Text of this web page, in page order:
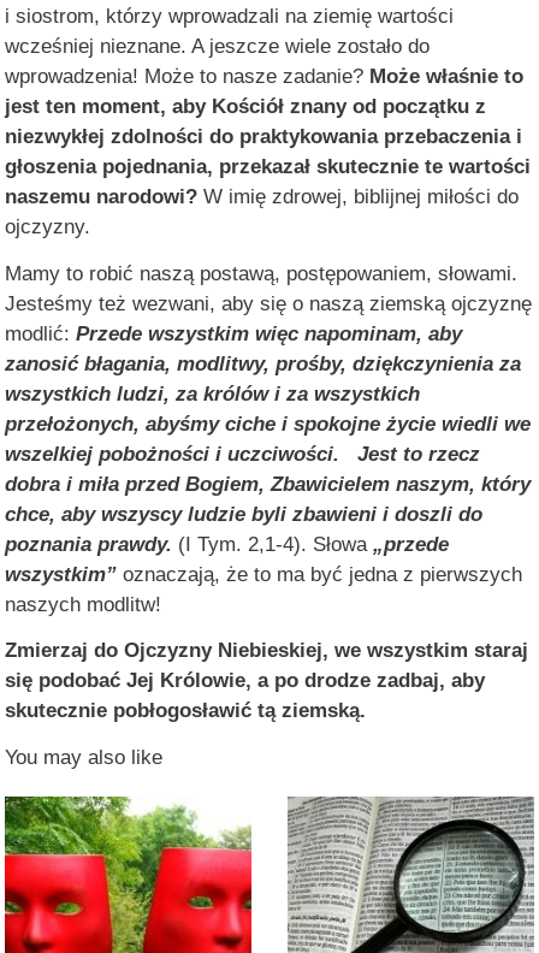
i siostrom, którzy wprowadzali na ziemię wartości
wcześniej nieznane. A jeszcze wiele zostało do
wprowadzenia! Może to nasze zadanie? Może właśnie to
jest ten moment, aby Kościół znany od początku z
niezwykłej zdolności do praktykowania przebaczenia i
głoszenia pojednania, przekazał skutecznie te wartości
naszemu narodowi? W imię zdrowej, biblijnej miłości do
ojczyzny.
Mamy to robić naszą postawą, postępowaniem, słowami.
Jesteśmy też wezwani, aby się o naszą ziemską ojczyznę
modlić: Przede wszystkim więc napominam, aby
zanosić błagania, modlitwy, prośby, dziękczynienia za
wszystkich ludzi, za królów i za wszystkich
przełożonych, abyśmy ciche i spokojne życie wiedli we
wszelkiej pobożności i uczciwości. Jest to rzecz
dobra i miła przed Bogiem, Zbawicielem naszym, który
chce, aby wszyscy ludzie byli zbawieni i doszli do
poznania prawdy. (I Tym. 2,1‑4). Słowa „przede
wszystkim” oznaczają, że to ma być jedna z pierwszych
naszych modlitw!
Zmierzaj do Ojczyzny Niebieskiej, we wszystkim staraj
się podobać Jej Królowie, a po drodze zadbaj, aby
skutecznie pobłogosławić tą ziemską.
You may also like